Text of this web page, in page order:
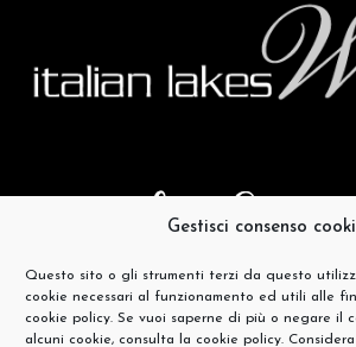
Gestisci consenso
Questo sito o gli strumenti terzi da questo
cookie necessari al funzionamento ed utili alle
cookie policy. Se vuoi saperne di più o negare il
alcuni cookie, consulta la cookie policy.